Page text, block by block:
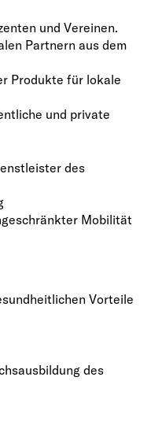
und Vereinen.
Partnern aus dem
Produkte für lokale
und private
des
Mobilität
Vorteile
des